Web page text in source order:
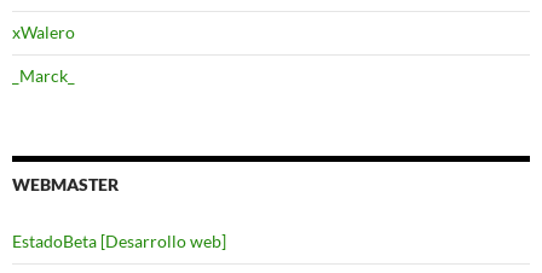
xWalero
_Marck_
WEBMASTER
EstadoBeta [Desarrollo web]